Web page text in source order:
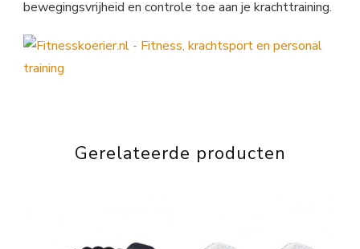
bewegingsvrijheid en controle toe aan je krachttraining.
Gerelateerde producten